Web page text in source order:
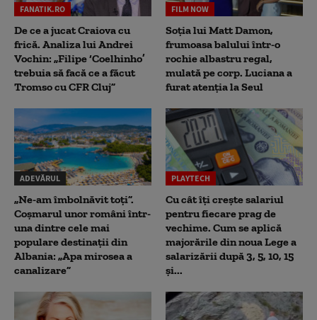
FANATIK.RO
De ce a jucat Craiova cu
frică. Analiza lui Andrei
Vochin: „Filipe ‘Coelhinho’
trebuia să facă ce a făcut
Tromso cu CFR Cluj”
FILM NOW
Soția lui Matt Damon,
frumoasa balului într-o
rochie albastru regal,
mulată pe corp. Luciana a
furat atenția la Seul
ADEVĂRUL
„Ne-am îmbolnăvit toți”.
Coșmarul unor români într-
una dintre cele mai
populare destinații din
Albania: „Apa mirosea a
canalizare”
PLAYTECH
Cu cât îți crește salariul
pentru fiecare prag de
vechime. Cum se aplică
majorările din noua Lege a
salarizării după 3, 5, 10, 15
și...